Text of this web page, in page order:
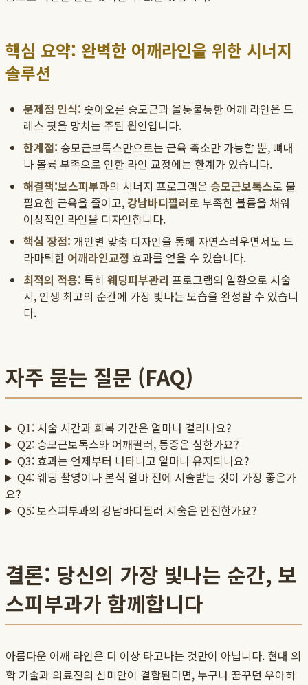
핵심 요약: 완벽한 어깨라인을 위한 시너지
솔루션
문제점 인식: 솟아오른 승모근과 울퉁불퉁한 어깨 라인은 드
레스 핏을 망치는 주된 원인입니다.
한계점: 승모근보톡스만으로는 근육 축소만 가능할 뿐, 뼈대
나 볼륨 부족으로 인한 라인 교정에는 한계가 있습니다.
해결책:보스피부과의 시너지 프로그램은 승모근보톡스로 불
필요한 근육을 줄이고, 강남바디필러로 부족한 볼륨을 채워
이상적인 라인을 디자인합니다.
핵심 장점: 개인별 맞춤 디자인을 통해 자연스러우면서도 드
라마틱한 어깨라인교정 효과를 얻을 수 있습니다.
최적의 적용: 특히 웨딩피부관리 프로그램의 일환으로 시술
시, 인생 최고의 순간에 가장 빛나는 모습을 완성할 수 있습니
다.
자주 묻는 질문 (FAQ)
Q1: 시술 시간과 회복 기간은 얼마나 걸리나요?
Q2: 승모근보톡스와 어깨필러, 통증은 심한가요?
Q3: 효과는 언제부터 나타나고 얼마나 유지되나요?
Q4: 웨딩 촬영이나 본식 얼마 전에 시술받는 것이 가장 좋은가
요?
Q5: 보스피부과의 강남바디필러 시술은 안전한가요?
결론: 당신의 가장 빛나는 순간, 보
스피부과가 함께합니다
아름다운 어깨 라인은 더 이상 타고나는 것만이 아닙니다. 현대 의
학 기술과 의료진의 심미안이 결합된다면, 누구나 꿈꾸던 우아하